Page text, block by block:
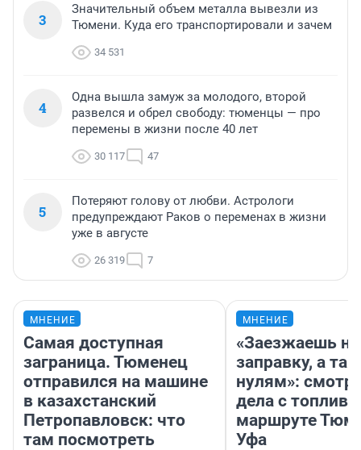
3
Значительный объем металла вывезли из
Тюмени. Куда его транспортировали и зачем
34 531
4
Одна вышла замуж за молодого, второй
развелся и обрел свободу: тюменцы — про
перемены в жизни после 40 лет
30 117 47
5
Потеряют голову от любви. Астрологи
предупреждают Раков о переменах в жизни
уже в августе
26 319 7
МНЕНИЕ
Самая доступная
заграница. Тюменец
отправился на машине
в казахстанский
Петропавловск: что
там посмотреть
МНЕНИЕ
«Заезжаешь на
заправку, а
нулям»:
дела с
маршруте
Уфа